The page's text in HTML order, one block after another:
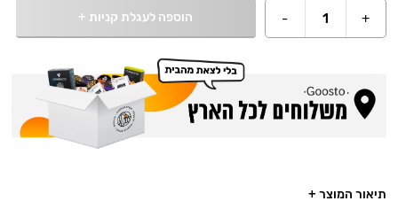
+
1
- הוספה לעגלת קניות +
תיאור המוצר +